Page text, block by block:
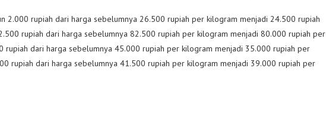
2.000 rupiah dari harga sebelumnya 26.500 rupiah per kilogram menjadi 24.500 rupiah
rupiah dari harga sebelumnya 82.500 rupiah per kilogram menjadi 80.000 rupiah per
rupiah dari harga sebelumnya 45.000 rupiah per kilogram menjadi 35.000 rupiah per
rupiah dari harga sebelumnya 41.500 rupiah per kilogram menjadi 39.000 rupiah per